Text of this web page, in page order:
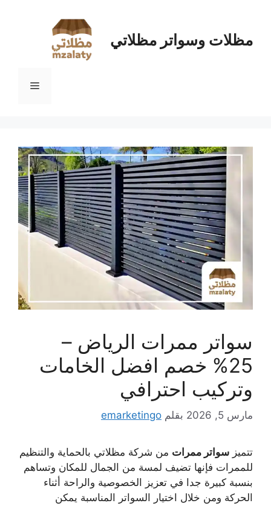
المحتوىمظلات وسواتر مظلاتي
القائمة
سواتر ممرات الرياض –
25% خصم افضل الخامات
وتركيب احترافي
مارس 5, 2026 بقلم emarketingo
تتميز سواتر ممرات من شركة مظلاتي بالحماية والتنظيم
للممرات فإنها تضيف لمسة من الجمال للمكان وتساهم
بنسبة كبيرة جدا في تعزيز الخصوصية والراحة أثناء
الحركة ومن خلال اختيار السواتر المناسبة يمكن